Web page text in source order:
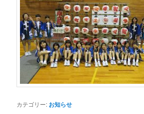
カテゴリー: お知らせ